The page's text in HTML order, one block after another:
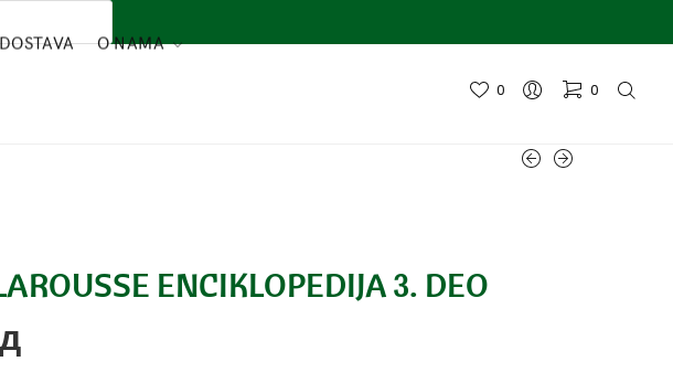
O NAMA
0 0
ENCIKLOPEDIJA 3. DEO